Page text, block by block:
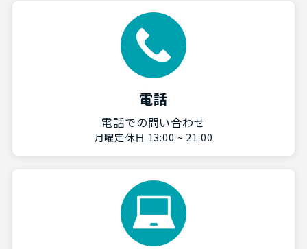
電話
電話での問い合わせ
月曜定休日 13:00 ~ 21:00